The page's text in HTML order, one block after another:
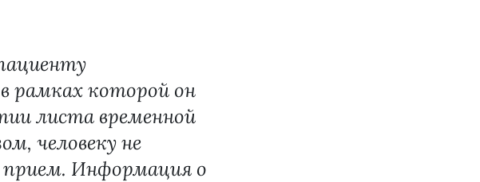
рамках которой он
листа временной
человеку не
Информация о